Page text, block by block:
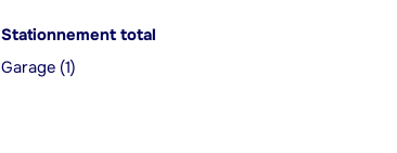
Stationnement total
Garage (1)